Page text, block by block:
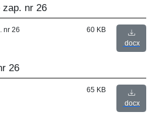
zap. nr 26
nr 26
60 KB
docx
26
65 KB
docx